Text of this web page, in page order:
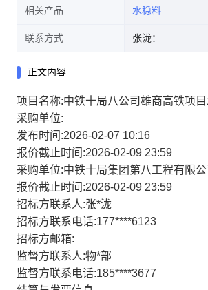
相关产品 水稳料
联系方式 张泷：
正文内容
项目名称:中铁十局八公司雄商高铁项
采购单位:
发布时间:2026-02-07 10:16
报价截止时间:2026-02-09 23:59
采购单位:中铁十局集团第八工程有限公
报价截止时间:2026-02-09 23:59
招标方联系人:张*泷
招标方联系电话:177****6123
招标方邮箱:
监督方联系人:物*部
监督方联系电话:185****3677